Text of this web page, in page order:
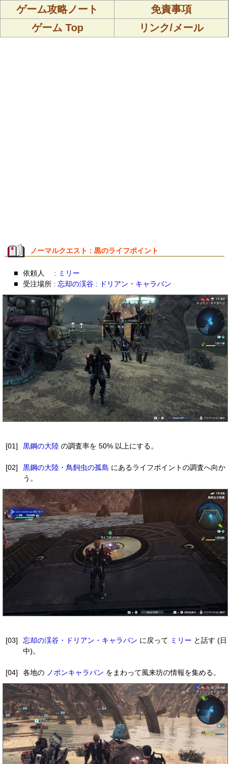
ゲーム攻略ノート
免責事項
ゲーム Top
リンク/メール
ノーマルクエスト : 黒のライフポイント
■ 依頼人
: ミリー
■
受注場所 : 忘却の渓谷 : ドリアン・キャラバン
[01] 黒鋼の大陸の調査率を 50% 以上にする。
[02] 黒鋼の大陸・鳥飼虫の孤島 にあるライフポイントの調査へ向か
う。
[03] 忘却の渓谷・ドリアン・キャラバン に戻って ミリー と話す (日
中)。
[04] 各地の ノポンキャラバン をまわって風来坊の情報を集める。